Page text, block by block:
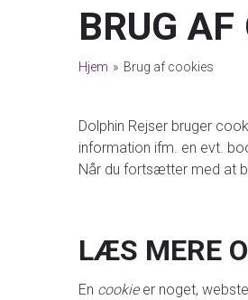
BRUG AF
Hjem » Brug af cookies
Dolphin Rejser bruger
information ifm. en evt.
Når du fortsætter med at
LÆS MERE
En cookieer noget,